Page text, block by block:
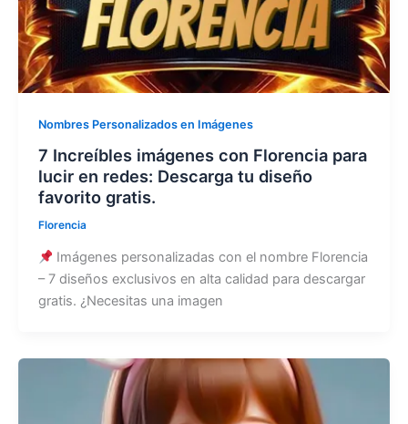
Nombres Personalizados en Imágenes
7 Increíbles imágenes con Florencia para
lucir en redes: Descarga tu diseño
favorito gratis.
Florencia
Imágenes personalizadas con el nombre Florencia
– 7 diseños exclusivos en alta calidad para descargar
gratis. ¿Necesitas una imagen